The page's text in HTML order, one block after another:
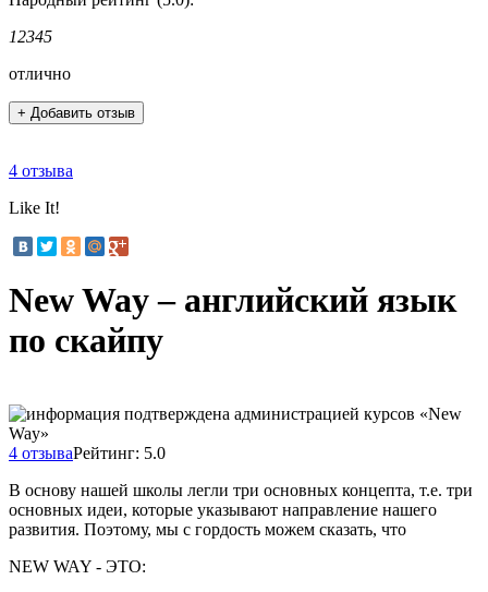
12345
отлично
+ Добавить отзыв
4 отзыва
Like It!
New Way – английский язык
по скайпу
4 отзываРейтинг: 5.0
В основу нашей школы легли три основных концепта, т.е. три
основных идеи, которые указывают направление нашего
развития. Поэтому, мы с гордость можем сказать, что
NEW WAY - ЭТО: